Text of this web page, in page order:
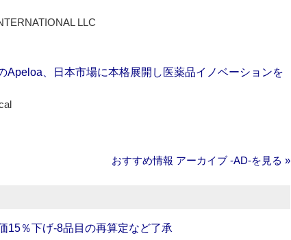
LLC
Apeloa、日本市場に本格展開し医薬品イノベーションを
おすすめ情報 アーカイブ ‐AD‐を見る »
15％下げ‐8品目の再算定など了承